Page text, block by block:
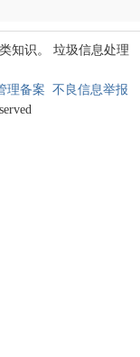
知识。 垃圾信息处理
理备案
不良信息举报